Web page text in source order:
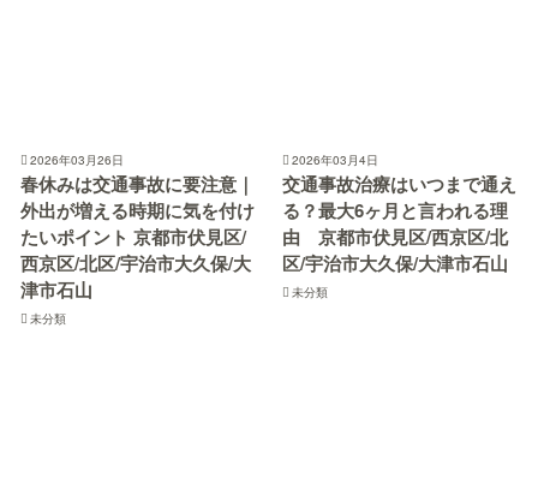
2026年03月26日
春休みは交通事故に要注意｜
外出が増える時期に気を付け
たいポイント 京都市伏見区/
西京区/北区/宇治市大久保/大
津市石山
未分類
2026年03月4日
交通事故治療はいつまで通え
る？最大6ヶ月と言われる理
由 京都市伏見区/西京区/北
区/宇治市大久保/大津市石山
未分類